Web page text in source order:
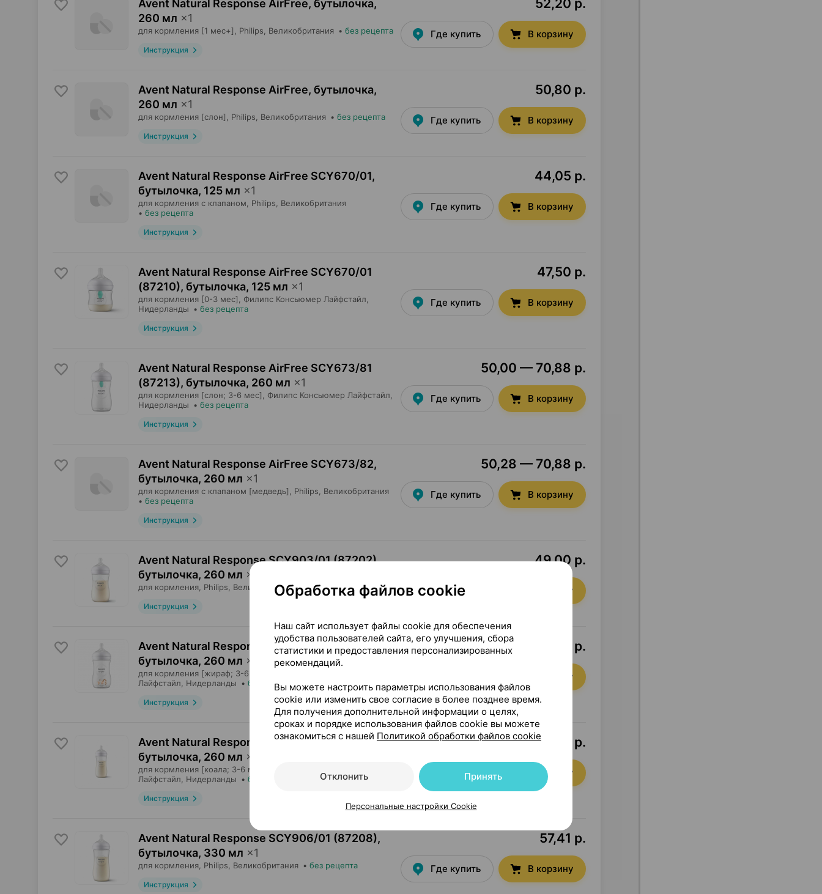
Avent Natural Response AirFree, бутылочка,
260 мл ×1
для кормления [1 мес+], Philips , Великобритания • без рецепта
Инструкция
52,20 р.
Где купить В корзину
Avent Natural Response AirFree, бутылочка,
260 мл ×1
для кормления [слон], Philips , Великобритания • без рецепта
Инструкция
50,80 р.
Где купить В корзину
Avent Natural Response AirFree SCY670/01,
бутылочка, 125 мл ×1
для кормления с клапаном, Philips , Великобритания
• без рецепта
Инструкция
44,05 р.
Где купить В корзину
Avent Natural Response AirFree SCY670/01
(87210), бутылочка, 125 мл ×1
для кормления [0-3 мес], Филипс Консьюмер Лайфстайл
Нидерланды • без рецепта
Инструкция
47,50 р.
Где купить В корзину
Avent Natural Response AirFree SCY673/81
(87213), бутылочка, 260 мл ×1
для кормления [слон; 3-6 мес], Филипс Консьюмер Лайфстайл
Нидерланды • без рецепта
Инструкция
50,00 — 70,88 р.
Где купить В корзину
Avent Natural Response AirFree SCY673/82,
бутылочка, 260 мл ×1
для кормления с клапаном [медведь], Philips , Великобритания
• без рецепта
Инструкция
50,28 — 70,88 р.
Где купить В корзину
Avent Natural Response SCY903/01 (87202),
бутылочка, 260 мл ×
для кормления, Philips , Великобритания•без рецепта
Инструкция
49,00 р.
Где купить В корзину
Avent Natural Response SCY903/66 (87206),
бутылочка, 260 мл ×
для кормления [жираф; 3-6 мес],
Лайфстайл , Нидерланды • без рецепта
Инструкция
47,29 — 65,99 р.
В корзину
Avent Natural Response SCY903/66 (87207),
бутылочка, 260 мл ×
для кормления [коала; 3-6 мес],
Лайфстайл , Нидерланды • без рецепта
Инструкция
47,29 — 65,99 р.
Где купить В корзину
Avent Natural Response SCY906/01 (87208),
бутылочка, 330 мл ×1
для кормления, Philips , Великобритания • без рецепта
Инструкция
57,41 р.
Где купить В корзину
Обработка файлов cookie
Наш сайт использует файлы cookie для обеспечения
удобства пользователей сайта, его улучшения, сбора
статистики и предоставления персонализированных
рекомендаций.
Вы можете настроить параметры использования файлов
cookie или изменить свое согласие в более позднее время.
Для получения дополнительной информации о целях,
сроках и порядке использования файлов cookie вы можете
ознакомиться с нашей Политикой обработки файлов cookie
Отклонить Принять
Персональные настройки Cookie